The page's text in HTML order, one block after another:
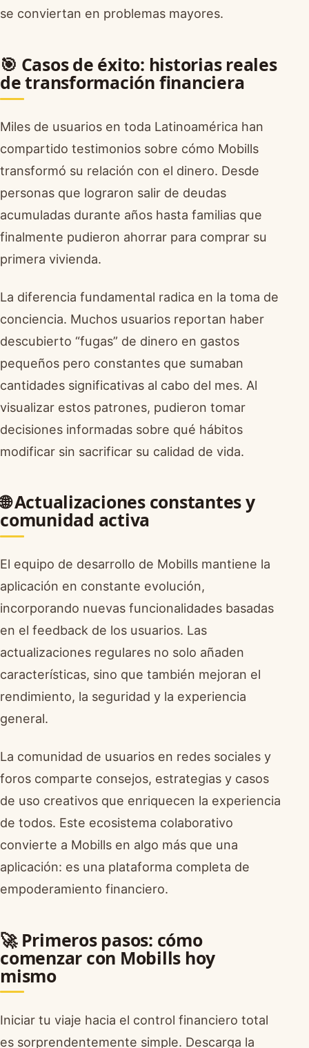
se conviertan en problemas mayores.
🎯 Casos de éxito: historias reales
de transformación financiera
Miles de usuarios en toda Latinoamérica han
compartido testimonios sobre cómo Mobills
transformó su relación con el dinero. Desde
personas que lograron salir de deudas
acumuladas durante años hasta familias que
finalmente pudieron ahorrar para comprar su
primera vivienda.
La diferencia fundamental radica en la toma de
conciencia. Muchos usuarios reportan haber
descubierto “fugas” de dinero en gastos
pequeños pero constantes que sumaban
cantidades significativas al cabo del mes. Al
visualizar estos patrones, pudieron tomar
decisiones informadas sobre qué hábitos
modificar sin sacrificar su calidad de vida.
🌐 Actualizaciones constantes y
comunidad activa
El equipo de desarrollo de Mobills mantiene la
aplicación en constante evolución,
incorporando nuevas funcionalidades basadas
en el feedback de los usuarios. Las
actualizaciones regulares no solo añaden
características, sino que también mejoran el
rendimiento, la seguridad y la experiencia
general.
La comunidad de usuarios en redes sociales y
foros comparte consejos, estrategias y casos
de uso creativos que enriquecen la experiencia
de todos. Este ecosistema colaborativo
convierte a Mobills en algo más que una
aplicación: es una plataforma completa de
empoderamiento financiero.
🚀 Primeros pasos: cómo
comenzar con Mobills hoy
mismo
Iniciar tu viaje hacia el control financiero total
es sorprendentemente simple. Descarga la